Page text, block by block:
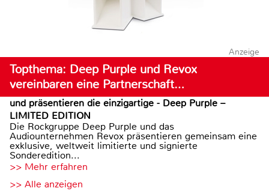
Anzeige
Topthema: Deep Purple und Revox
vereinbaren eine Partnerschaft…
und präsentieren die einzigartige - Deep Purple –
LIMITED EDITION
Die Rockgruppe Deep Purple und das
Audiounternehmen Revox präsentieren gemeinsam eine
exklusive, weltweit limitierte und signierte
Sonderedition...
>> Mehr erfahren
>> Alle anzeigen